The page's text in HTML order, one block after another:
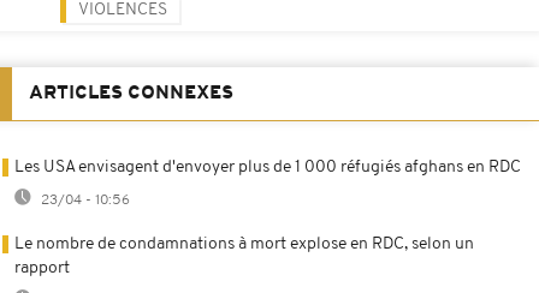
VIOLENCES
ARTICLES CONNEXES
Les USA envisagent d'envoyer plus de 1 000 réfugiés afghans en RDC
23/04 - 10:56
Le nombre de condamnations à mort explose en RDC, selon un
rapport